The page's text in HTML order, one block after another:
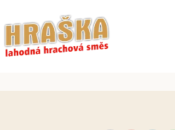
na
obsah